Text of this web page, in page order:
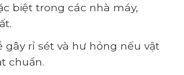
biệt trong các nhà máy,
gây rỉ sét và hư hỏng nếu vật
chuẩn.